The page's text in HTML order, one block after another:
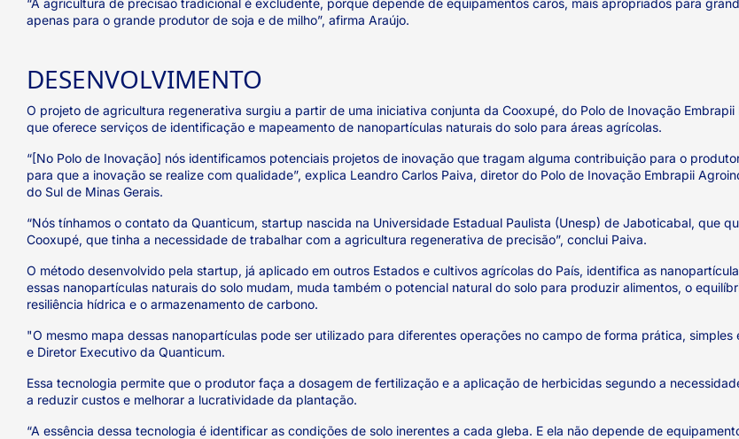
“A agricultura de precisão tradicional é excludente, porque depende de equipamentos caros, mais apropriados para
apenas para o grande produtor de soja e de milho”, afirma Araújo.
DESENVOLVIMENTO
O projeto de agricultura regenerativa surgiu a partir de uma iniciativa conjunta da Cooxupé, do Polo de Inovação
que oferece serviços de identificação e mapeamento de nanopartículas naturais do solo para áreas agrícolas.
“[No Polo de Inovação] nós identificamos potenciais projetos de inovação que tragam alguma contribuição para o
para que a inovação se realize com qualidade”, explica Leandro Carlos Paiva, diretor do Polo de Inovação Embrapii
do Sul de Minas Gerais.
“Nós tínhamos o contato da Quanticum, startup nascida na Universidade Estadual Paulista (Unesp) de Jaboticabal, que
Cooxupé, que tinha a necessidade de trabalhar com a agricultura regenerativa de precisão”, conclui Paiva.
O método desenvolvido pela startup, já aplicado em outros Estados e cultivos agrícolas do País, identifica as
essas nanopartículas naturais do solo mudam, muda também o potencial natural do solo para produzir alimentos, o
resiliência hídrica e o armazenamento de carbono.
"O mesmo mapa dessas nanopartículas pode ser utilizado para diferentes operações no campo de forma prática,
e Diretor Executivo da Quanticum.
Essa tecnologia permite que o produtor faça a dosagem de fertilização e a aplicação de herbicidas segundo a
a reduzir custos e melhorar a lucratividade da plantação.
“A essência dessa tecnologia é identificar as condições de solo inerentes a cada gleba. E ela não depende de